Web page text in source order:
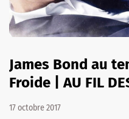
James Bond au
Froide | AU FIL
17 octobre 2017